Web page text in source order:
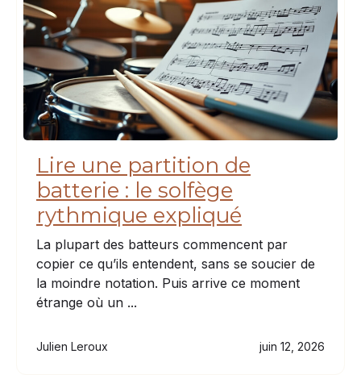
Lire une partition de
batterie : le solfège
rythmique expliqué
La plupart des batteurs commencent par
copier ce qu’ils entendent, sans se soucier de
la moindre notation. Puis arrive ce moment
étrange où un ...
Julien Leroux juin 12, 2026